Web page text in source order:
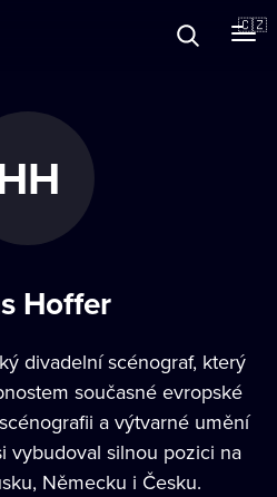
🇨🇿
Hoffer
divadelní scénograf, který
současné evropské
a výtvarné umění
vybudoval silnou pozici na
Německu i Česku.